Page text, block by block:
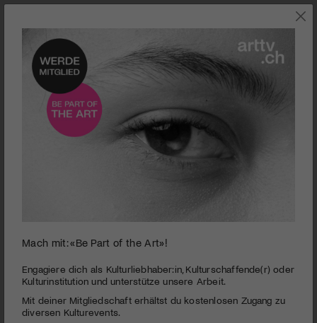
seconds
minutes,
seconds
Palazzo Liestal | Regionale 16
PUBLIZIERT AM 9. DEZEMBER 2015
oder Jahresausstellungen, an denen Kunstschaffende aus der
Region ihre Werke präsentieren. art-tv.ch war in der
Mach mit: «Be Part of the Art»!
Engagiere dich als Kulturliebhaber:in, Kulturschaffende(r) oder
Kulturinstitution und unterstütze unsere Arbeit.
Mit deiner Mitgliedschaft erhältst du kostenlosen Zugang zu
diversen Kulturevents.